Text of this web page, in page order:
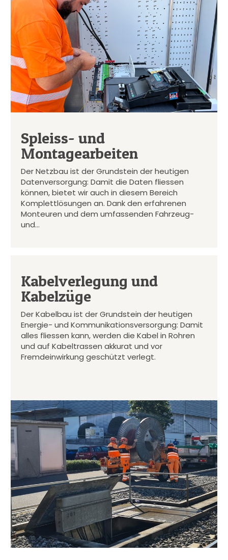
Spleiss- und
Montagearbeiten
Der Netzbau ist der Grundstein der heutigen
Datenversorgung: Damit die Daten fliessen
können, bietet wir auch in diesem Bereich
Komplettlösungen an. Dank den erfahrenen
Monteuren und dem umfassenden Fahrzeug-
und…
Kabelverlegung und
Kabelzüge
Der Kabelbau ist der Grundstein der heutigen
Energie- und Kommunikationsversorgung: Damit
alles fliessen kann, werden die Kabel in Rohren
und auf Kabeltrassen akkurat und vor
Fremdeinwirkung geschützt verlegt.